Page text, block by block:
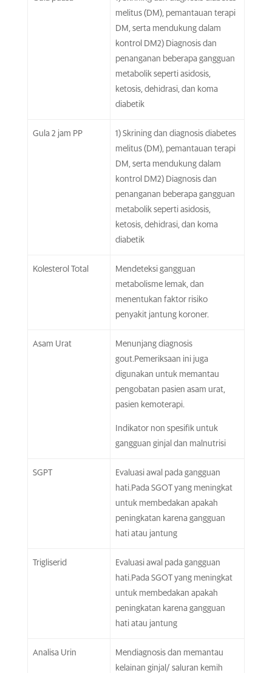
melitus (DM), pemantauan terapi
DM, serta mendukung dalam
kontrol DM2) Diagnosis dan
penanganan beberapa gangguan
metabolik seperti asidosis,
ketosis, dehidrasi, dan koma
diabetik
Gula 2 jam PP
1) Skrining dan diagnosis diabetes
melitus (DM), pemantauan terapi
DM, serta mendukung dalam
kontrol DM2) Diagnosis dan
penanganan beberapa gangguan
metabolik seperti asidosis,
ketosis, dehidrasi, dan koma
diabetik
Kolesterol Total
Mendeteksi gangguan
metabolisme lemak, dan
menentukan faktor risiko
penyakit jantung koroner.
Asam Urat
Menunjang diagnosis
gout.Pemeriksaan ini juga
digunakan untuk memantau
pengobatan pasien asam urat,
pasien kemoterapi.
Indikator non spesifik untuk
gangguan ginjal dan malnutrisi
SGPT
Evaluasi awal pada gangguan
hati.Pada SGOT yang meningkat
untuk membedakan apakah
peningkatan karena gangguan
hati atau jantung
Trigliserid
Evaluasi awal pada gangguan
hati.Pada SGOT yang meningkat
untuk membedakan apakah
peningkatan karena gangguan
hati atau jantung
Analisa Urin
Mendiagnosis dan memantau
kelainan ginjal/ saluran kemih